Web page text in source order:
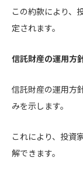
この約款により、
定されます。
信託財産の運用方
信託財産の運用方
みを示します。
これにより、投資
解できます。